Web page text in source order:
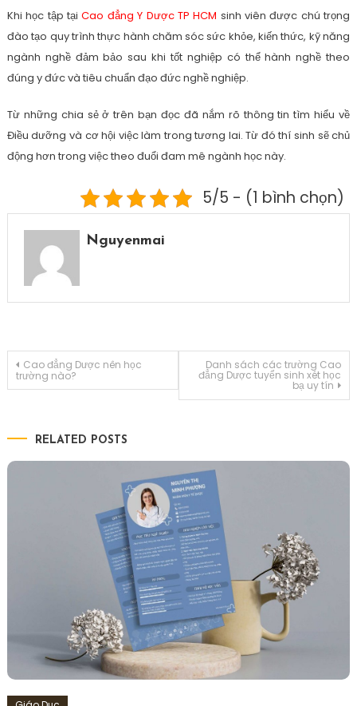
Khi học tập tạiCao đẳng Y Dược TP HCM sinh viên được chú trọng
đào tạo quy trình thực hành chăm sóc sức khỏe, kiến thức, kỹ năng
ngành nghề đảm bảo sau khi tốt nghiệp có thể hành nghề theo
đúng y đức và tiêu chuẩn đạo đức nghề nghiệp.
Từ những chia sẻ ở trên bạn đọc đã nắm rõ thông tin tìm hiểu về
Điều dưỡng và cơ hội việc làm trong tương lai. Từ đó thí sinh sẽ chủ
động hơn trong việc theo đuổi đam mê ngành học này.
5/5 - (1 bình chọn)
Nguyenmai
Điều
bài
viết
Cao đẳng Dược nên học
trường nào?
Danh sách các trường Cao
đẳng Dược tuyển sinh xét học
bạ uy tín
RELATED POSTS